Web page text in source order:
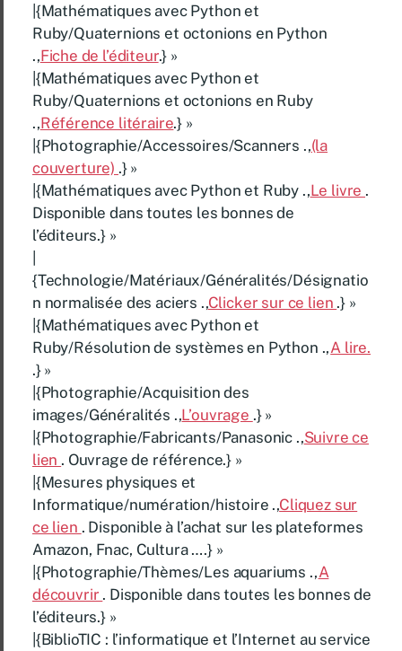
|{Mathématiques avec Python et
Ruby/Quaternions et octonions en Python
.,Fiche de l’éditeur.} »
|{Mathématiques avec Python et
Ruby/Quaternions et octonions en Ruby
.,Référence litéraire.} »
|{Photographie/Accessoires/Scanners .,(la
couverture) .} »
|{Mathématiques avec Python et Ruby .,Le livre .
Disponible dans toutes les bonnes de
l’éditeurs.} »
{Technologie/Matériaux/Généralités/Désignatio
n normalisée des aciers .,Clicker sur ce lien .} »
|{Mathématiques avec Python et
Ruby/Résolution de systèmes en Python .,A lire.
.} »
|{Photographie/Acquisition des
images/Généralités .,L’ouvrage .} »
|{Photographie/Fabricants/Panasonic .,Suivre ce
lien . Ouvrage de référence.} »
|{Mesures physiques et
Informatique/numération/histoire .,Cliquez sur
ce lien . Disponible à l’achat sur les plateformes
Amazon, Fnac, Cultura ….} »
|{Photographie/Thèmes/Les aquariums .,A
découvrir . Disponible dans toutes les bonnes de
l’éditeurs.} »
|{BiblioTIC : l’informatique et l’Internet au service